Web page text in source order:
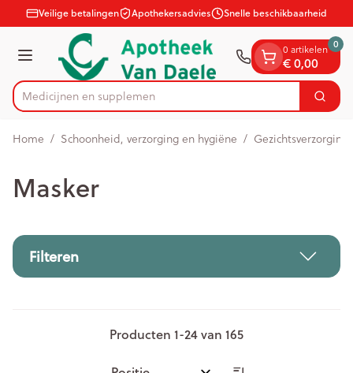
Ga naar de inhoud
1 van 1Veilige betalingen Apothekersadvies Snelle beschikbaarheid
Menu
Product, merk, categorie...
Medi Zoek
0 artikelen
€ 0,00
0
Home / Schoonheid, verzorging en hygiëne / Gezichtsverzorging
Masker
Filteren
Producten 1-24van 165